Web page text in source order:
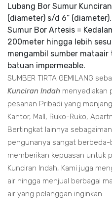
Lubang Bor Sumur
(diameter) s/d 6” (diameter).
Sumur Bor Artesis =
200meter hingga lebih
mengambil sumber
batuan impermeable.
SUMBER TIRTA GEMILANG
Kunciran Indah menyediakan
pesanan Pribadi yang
Kantor, Mall, Ruko-Ruko,
Bertingkat lainnya
pengunanya sangat berbeda-
memberikan kepuasan untuk
Kunciran Indah, Kami juga
air hingga menjual berbagai
air yang pelanggan inginkan.